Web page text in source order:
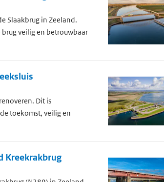
Slaakbrug in Zeeland.
veilig en betrouwbaar
Dit is
toekomst, veilig en
Kreekrakbrug